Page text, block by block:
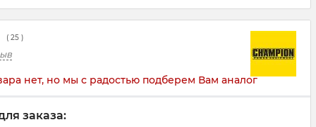
( 25 )
нет, но мы с радостью подберем Вам аналог
заказа: